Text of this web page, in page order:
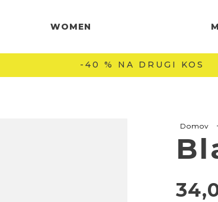
WOMEN
-40 % NA DRUGI KOS
Domov